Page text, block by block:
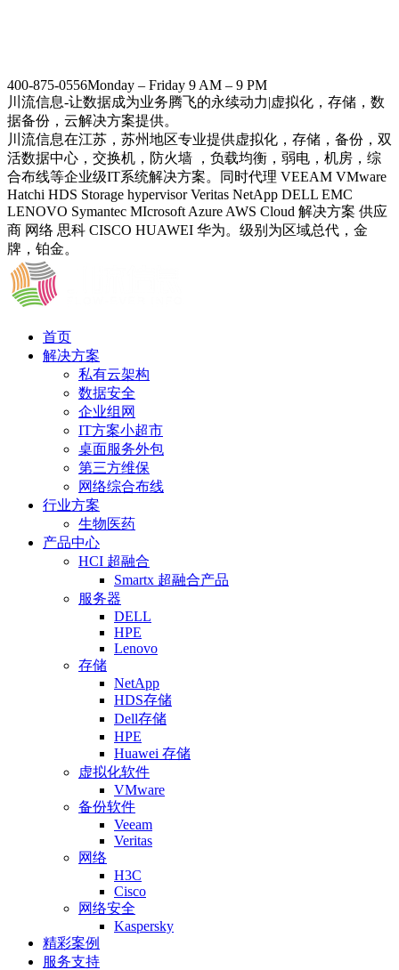
400-875-0556Monday – Friday 9 AM – 9 PM
川流信息-让数据成为业务腾飞的永续动力|虚拟化，存储，数
据备份，云解决方案提供。
川流信息在江苏，苏州地区专业提供虚拟化，存储，备份，双
活数据中心，交换机，防火墙 ，负载均衡，弱电，机房，综
合布线等企业级IT系统解决方案。同时代理 VEEAM VMware
Hatchi HDS Storage hypervisor Veritas NetApp DELL EMC
LENOVO Symantec MIcrosoft Azure AWS Cloud 解决方案 供应
商 网络 思科 CISCO HUAWEI 华为。级别为区域总代，金
牌，铂金。
首页
解决方案
私有云架构
数据安全
企业组网
IT方案小超市
桌面服务外包
第三方维保
网络综合布线
行业方案
生物医药
产品中心
HCI 超融合
Smartx 超融合产品
服务器
DELL
HPE
Lenovo
存储
NetApp
HDS存储
Dell存储
HPE
Huawei 存储
虚拟化软件
VMware
备份软件
Veeam
Veritas
网络
H3C
Cisco
网络安全
Kaspersky
精彩案例
服务支持